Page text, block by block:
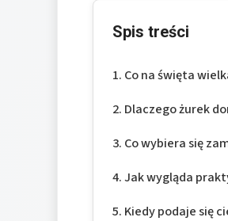
Spis treści
Co na święta
Dlaczego żurek
Co wybiera się
Jak wygląda
Kiedy podaje się